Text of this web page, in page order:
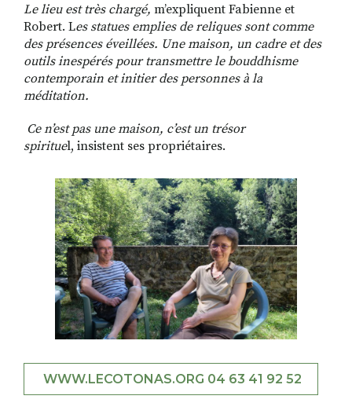
Le lieu est très chargé, m’expliquent Fabienne et
Robert. Les statues emplies de reliques sont comme
des présences éveillées. Une maison, un cadre et des
outils inespérés pour transmettre le bouddhisme
contemporain et initier des personnes à la
méditation.
Ce n’est pas une maison, c’est un trésor
spirituel, insistent ses propriétaires.
WWW.LECOTONAS.ORG 04 63 41 92 52